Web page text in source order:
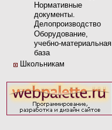
Нормативные
документы.
Делопроизводство
Оборудование,
учебно-материальная
база
Школьникам